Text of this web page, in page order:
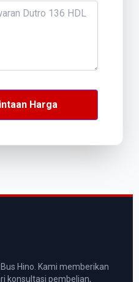
Harga
Hino. Kami memberikan
konsultasi pembelian,